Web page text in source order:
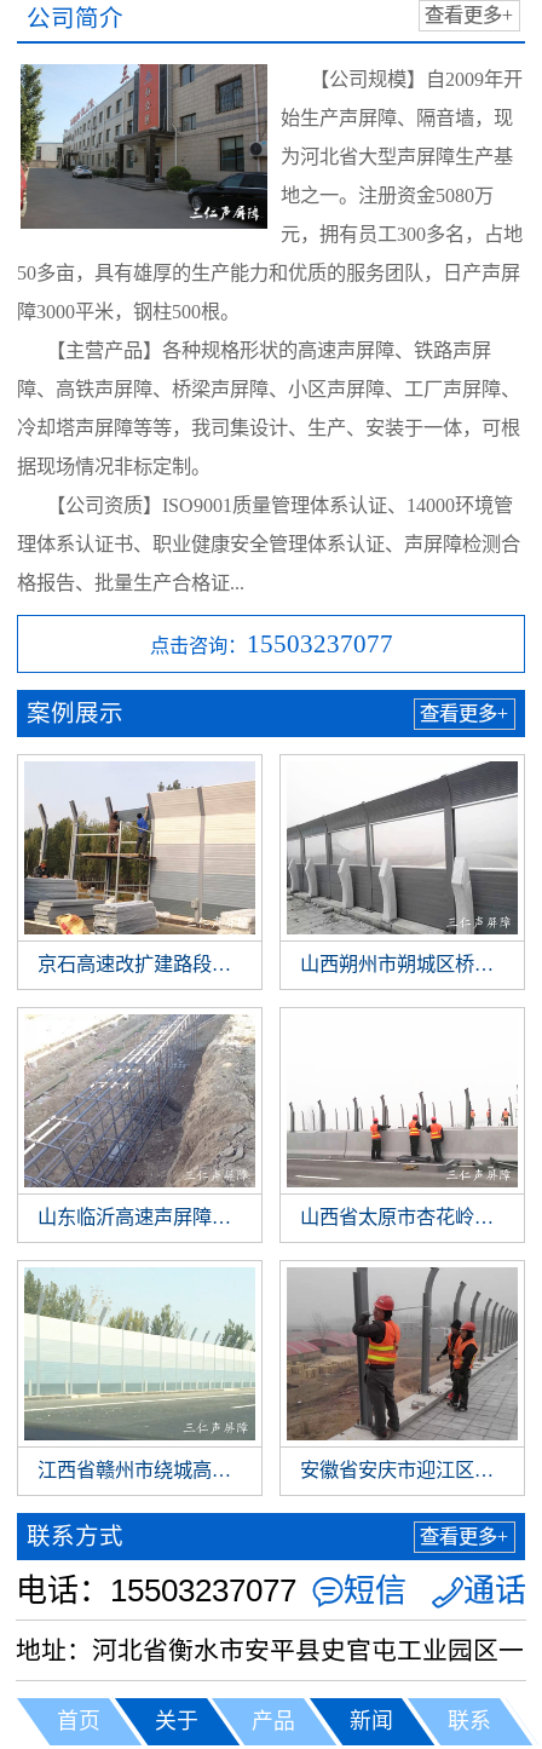
公司简介 查看更多+
【公司规模】自2009年开
始生产声屏障、隔音墙，现
为河北省大型声屏障生产基
地之一。注册资金5080万
元，拥有员工300多名，占地
50多亩，具有雄厚的生产能力和优质的服务团队，日产声屏
障3000平米，钢柱500根。
【主营产品】各种规格形状的高速声屏障、铁路声屏
障、高铁声屏障、桥梁声屏障、小区声屏障、工厂声屏障、
冷却塔声屏障等等，我司集设计、生产、安装于一体，可根
据现场情况非标定制。
【公司资质】ISO9001质量管理体系认证、14000环境管
理体系认证书、职业健康安全管理体系认证、声屏障检测合
格报告、批量生产合格证...
点击咨询： 15503237077
案例展示 查看更多+
京石高速改扩建路段噪音治理 山西朔州市朔城区桥梁声屏
山东临沂高速声屏障正在施工 山西省太原市杏花岭区桥梁
江西省赣州市绕城高速声屏障工程安徽省安庆市迎江区桥梁声
联系方式 查看更多+
电话：15503237077 短信 通话
地址：河北省衡水市安平县史官屯工业园区一
路6号
首页 关于 产品 新闻 联系